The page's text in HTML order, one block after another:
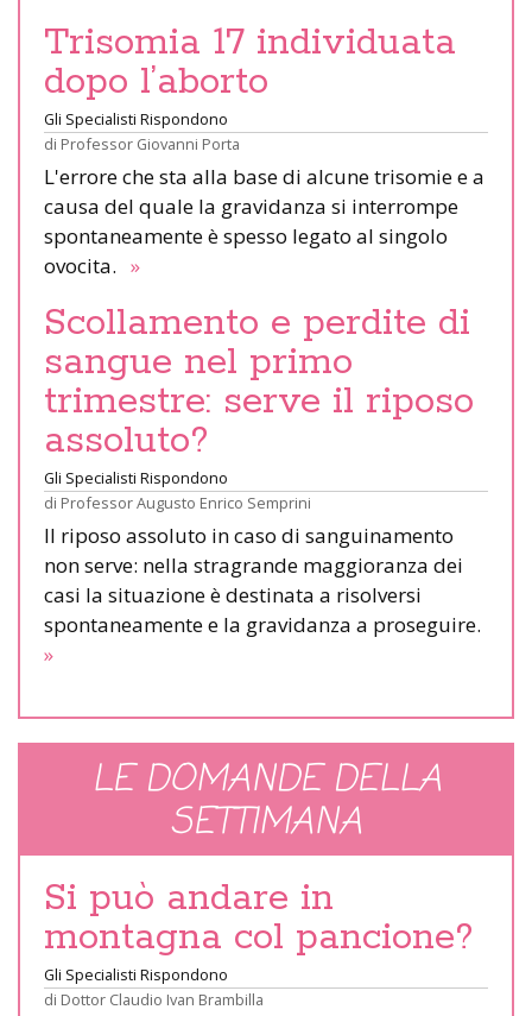
Trisomia 17 individuata
dopo l’aborto
Gli Specialisti Rispondono
di Professor Giovanni Porta
L'errore che sta alla base di alcune trisomie e a
causa del quale la gravidanza si interrompe
spontaneamente è spesso legato al singolo
ovocita. »
Scollamento e perdite di
sangue nel primo
trimestre: serve il riposo
assoluto?
Gli Specialisti Rispondono
di Professor Augusto Enrico Semprini
Il riposo assoluto in caso di sanguinamento
non serve: nella stragrande maggioranza dei
casi la situazione è destinata a risolversi
spontaneamente e la gravidanza a proseguire.
»
LE DOMANDE DELLA
SETTIMANA
Si può andare in
montagna col pancione?
Gli Specialisti Rispondono
di Dottor Claudio Ivan Brambilla